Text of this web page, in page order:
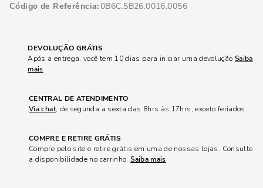
Código de Referência 0B6C.5B26.0016.0056
DEVOLUÇÃO GRÁTIS
Após a entrega, você tem 10 dias para iniciar uma devolução Saiba
mais
CENTRAL DE ATENDIMENTO
Via chat, de segunda a sexta das 8hrs às 17hrs, exceto feriados.
COMPRE E RETIRE GRÁTIS
Compre pelo site e retire grátis em uma de nossas lojas. Consulte
a disponibilidade no carrinho.Saiba mais